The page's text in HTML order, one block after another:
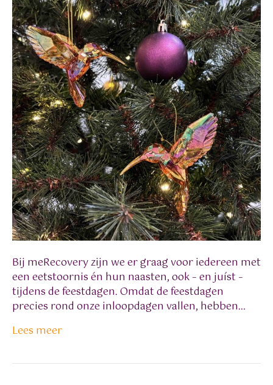
Bij meRecovery zijn we er graag voor iedereen met
een eetstoornis én hun naasten, ook – en juíst –
tijdens de feestdagen. Omdat de feestdagen
precies rond onze inloopdagen vallen, hebben…
Lees meer